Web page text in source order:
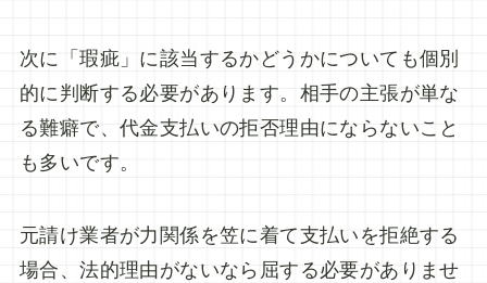
次に「瑕疵」に該当するかどうかについても個別
的に判断する必要があります。相手の主張が単な
る難癖で、代金支払いの拒否理由にならないこと
も多いです。
元請け業者が力関係を笠に着て支払いを拒絶する
場合、法的理由がないなら屈する必要がありませ